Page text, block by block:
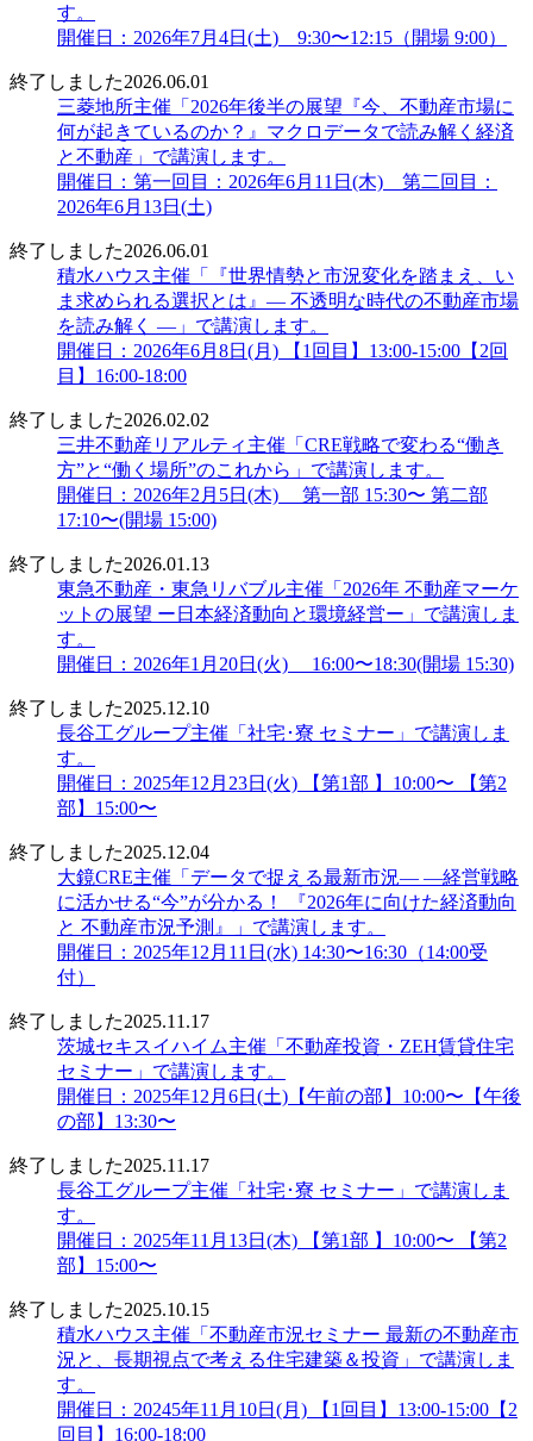
す。
開催日：2026年7月4日(土) 9:30〜12:15（開場 9:00）
終了しました2026.06.01
三菱地所主催「2026年後半の展望『今、不動産市場に
何が起きているのか？』マクロデータで読み解く経済
と不動産」で講演します。
開催日：第一回目：2026年6月11日(木) 第二回目：
2026年6月13日(土)
終了しました2026.06.01
積水ハウス主催「『世界情勢と市況変化を踏まえ、い
ま求められる選択とは』― 不透明な時代の不動産市場
を読み解く ―」で講演します。
開催日：2026年6月8日(月) 【1回目】13:00-15:00【2回
目】16:00-18:00
終了しました2026.02.02
三井不動産リアルティ主催「CRE戦略で変わる“働き
方”と“働く場所”のこれから」で講演します。
開催日：2026年2月5日(木) 第一部 15:30〜 第二部
17:10〜(開場 15:00)
終了しました2026.01.13
東急不動産・東急リバブル主催「2026年 不動産マーケ
ットの展望 ー日本経済動向と環境経営ー」で講演しま
す。
開催日：2026年1月20日(火) 16:00〜18:30(開場 15:30)
終了しました2025.12.10
長谷工グループ主催「社宅･寮 セミナー」で講演しま
す。
開催日：2025年12月23日(火) 【第1部 】10:00〜 【第2
部】15:00〜
終了しました2025.12.04
大鏡CRE主催「データで捉える最新市況― ―経営戦略
に活かせる“今”が分かる！ 『2026年に向けた経済動向
と 不動産市況予測』」で講演します。
開催日：2025年12月11日(水) 14:30〜16:30（14:00受
付）
終了しました2025.11.17
茨城セキスイハイム主催「不動産投資・ZEH賃貸住宅
セミナー」で講演します。
開催日：2025年12月6日(土)【午前の部】10:00〜【午後
の部】13:30〜
終了しました2025.11.17
長谷工グループ主催「社宅･寮 セミナー」で講演しま
す。
開催日：2025年11月13日(木) 【第1部 】10:00〜 【第2
部】15:00〜
終了しました2025.10.15
積水ハウス主催「不動産市況セミナー 最新の不動産市
況と、長期視点で考える住宅建築＆投資」で講演しま
す。
開催日：20245年11月10日(月) 【1回目】13:00-15:00【2
回目】16:00-18:00